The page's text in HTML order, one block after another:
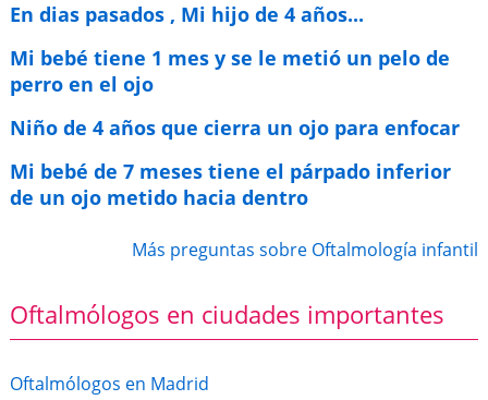
En dias pasados , Mi hijo de 4 años...
Mi bebé tiene 1 mes y se le metió un pelo de
perro en el ojo
Niño de 4 años que cierra un ojo para enfocar
Mi bebé de 7 meses tiene el párpado inferior
de un ojo metido hacia dentro
Más preguntas sobre Oftalmología infantil
Oftalmólogos en ciudades importantes
Oftalmólogos en Madrid